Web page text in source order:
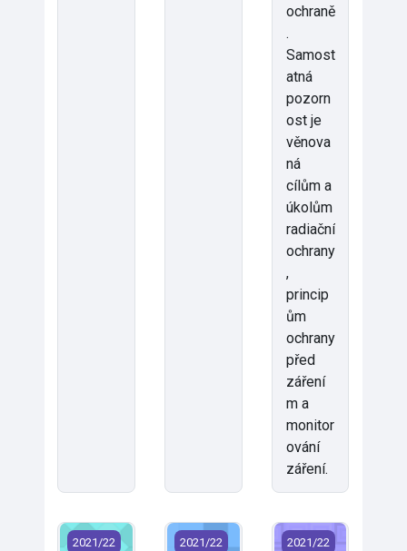
ochraně
.
Samost
atná
pozorn
ost je
věnova
ná
cílům a
úkolům
radiační
ochrany
,
princip
ům
ochrany
před
záření
m a
monitor
ování
záření.
FZS/RFY2 - Radiologická fyzika 2 (2021)
2021/22 FZS/RHOH - Úvod do rehab.
2021/22 FZS/RKAZ -
2021/22